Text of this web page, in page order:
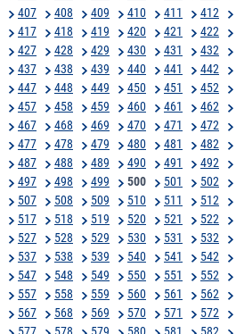
407
408 409 410 411 412
417
418 419 420 421 422
427
428 429 430 431 432
437
438 439 440 441 442
447
448 449 450 451 452
457
458 459 460 461 462
467
468 469 470 471 472
477
478 479 480 481 482
487
488 489 490 491 492
497
498 499 500 501 502
507
508 509 510 511 512
517
518 519 520 521 522
527
528 529 530 531 532
537
538 539 540 541 542
547
548 549 550 551 552
557
558 559 560 561 562
567
568 569 570 571 572
577
578 579 580 581 582